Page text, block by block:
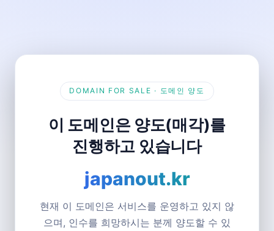
DOMAIN FOR SALE · 도메인 양도
이 도메인은 양도(매각)를
진행하고 있습니다
japanout.kr
현재 이 도메인은 서비스를 운영하고 있지 않
으며, 인수를 희망하시는 분께 양도할 수 있